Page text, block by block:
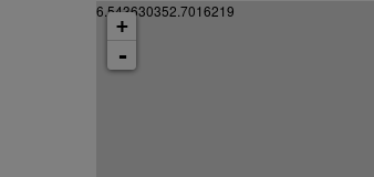
6.543630352.7016219
+
-